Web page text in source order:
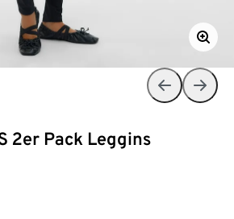
2er Pack Leggins